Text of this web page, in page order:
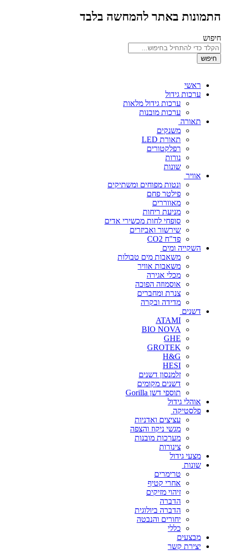
התמונות באתר להמחשה בלבד
חיפוש
חיפוש
ראשי
ערכות גידול
ערכות גידול מלאות
ערכות מובנות
תאורה
משנקים
תאורת LED
רפלקטורים
נורות
שונות
אוויר
ונטות מפוחים ומשתיקים
פילטר פחם
מאווררים
מניעת ריחות
סופחי לחות מכשירי אדים
שירשור ואביזרים
פד"ח CO2
השקייה ומים
משאבות מים טבולות
משאבות אוויר
מכלי אגירה
אוסמוזה הפוכה
צנרת ומחברים
מדידה ובקרה
דשנים
ATAMI
BIO NOVA
GHE
GROTEK
H&G
HESI
זלמנסון דשנים
דשנים מקומים
תוספי דשן Gorilla
אוהלי גידול
פלסטיקה
עציצים ואדניות
מגשי ניקוז והצפה
מערכות מובנות
צינורות
מצעי גידול
שונות
טרימרים
אחרי קטיף
זיהוי מזיקים
הדברה
הדברה ביולוגית
יחורים והנבטה
כללי
מבצעים
יצירת קשר